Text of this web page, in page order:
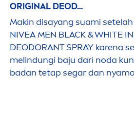
ORIGINAL DEOD...
Makin disayang suami
NIVEAMEN BLACK&WHITE
DEODORANT SPRAY karena
melindungi baju dari noda
badan tetap segar dan